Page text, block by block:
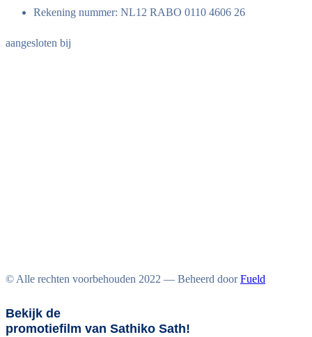
Rekening nummer: NL12 RABO 0110 4606 26
aangesloten bij
© Alle rechten voorbehouden 2022 — Beheerd doorFueld
Bekijk de
promotiefilm van Sathiko Sath!